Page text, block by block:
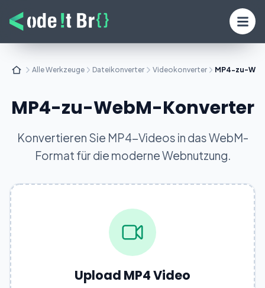
Alle Werkzeuge Dateikonverter Videokonverter MP4-zu-
MP4-zu-WebM-Konverter
Konvertieren Sie MP4-Videos in das WebM-
Format für die moderne Webnutzung.
Upload MP4 Video